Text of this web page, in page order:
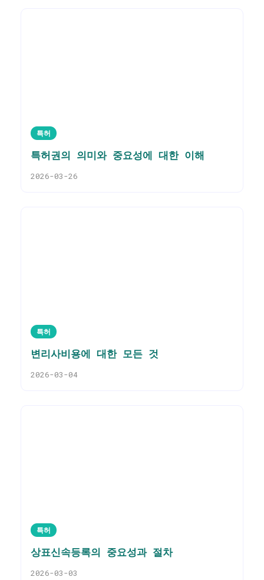
특허
특허권의 의미와 중요성에 대한 이해
2026-03-26
특허
변리사비용에 대한 모든 것
2026-03-04
특허
상표신속등록의 중요성과 절차
2026-03-03